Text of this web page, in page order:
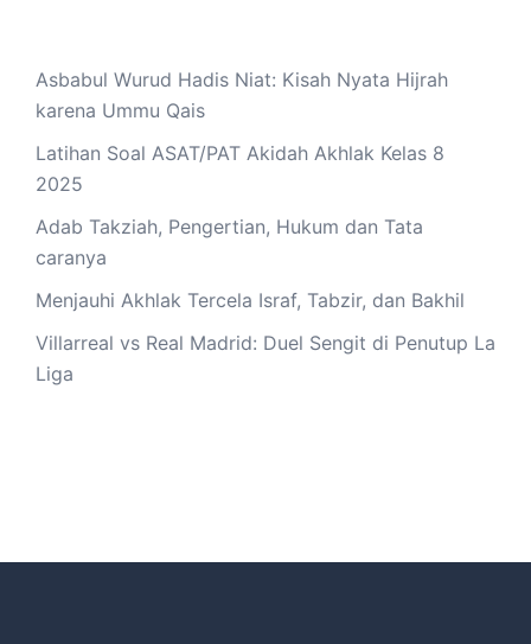
Asbabul Wurud Hadis Niat: Kisah Nyata Hijrah
karena Ummu Qais
Latihan Soal ASAT/PAT Akidah Akhlak Kelas 8
2025
Adab Takziah, Pengertian, Hukum dan Tata
caranya
Menjauhi Akhlak Tercela Israf, Tabzir, dan Bakhil
Villarreal vs Real Madrid: Duel Sengit di Penutup La
Liga